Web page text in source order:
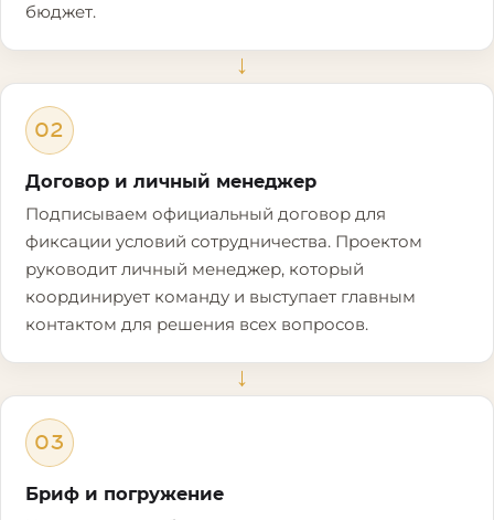
бюджет.
→
02
Договор и личный менеджер
Подписываем официальный договор для
фиксации условий сотрудничества. Проектом
руководит личный менеджер, который
координирует команду и выступает главным
контактом для решения всех вопросов.
→
03
Бриф и погружение